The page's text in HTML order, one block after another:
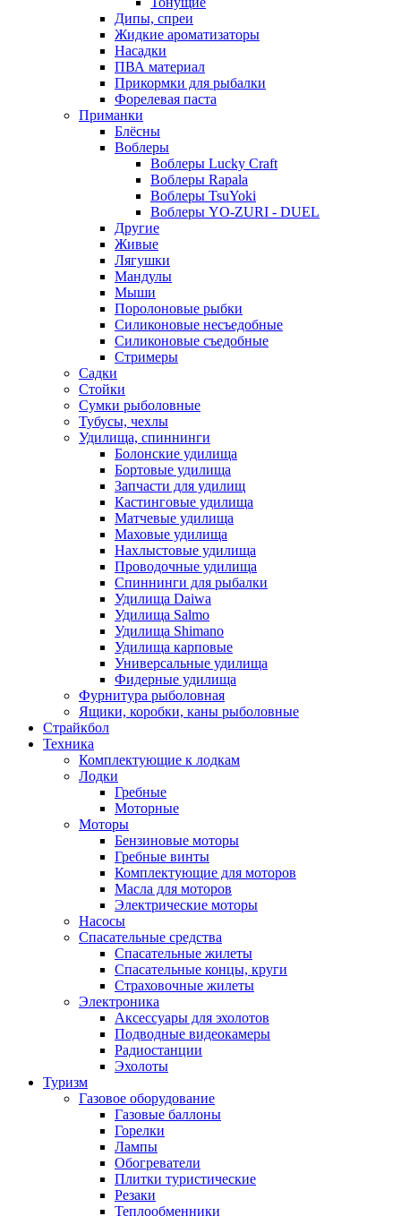
Дипы, спреи
Жидкие ароматизаторы
Насадки
ПВА материал
Прикормки для рыбалки
Форелевая паста
Приманки
Блёсны
Воблеры
Воблеры Lucky Craft
Воблеры Rapala
Воблеры TsuYoki
Воблеры YO-ZURI - DUEL
Другие
Живые
Лягушки
Мандулы
Мыши
Поролоновые рыбки
Силиконовые несъедобные
Силиконовые съедобные
Стримеры
Садки
Стойки
Сумки рыболовные
Тубусы, чехлы
Удилища, спиннинги
Болонские удилища
Бортовые удилища
Запчасти для удилищ
Кастинговые удилища
Матчевые удилища
Маховые удилища
Нахлыстовые удилища
Проводочные удилища
Спиннинги для рыбалки
Удилища Daiwa
Удилища Salmo
Удилища Shimano
Удилища карповые
Универсальные удилища
Фидерные удилища
Фурнитура рыболовная
Ящики, коробки, каны рыболовные
Страйкбол
Техника
Комплектующие к лодкам
Лодки
Гребные
Моторные
Моторы
Бензиновые моторы
Гребные винты
Комплектующие для моторов
Масла для моторов
Электрические моторы
Насосы
Спасательные средства
Спасательные жилеты
Спасательные концы, круги
Страховочные жилеты
Электроника
Аксессуары для эхолотов
Подводные видеокамеры
Радиостанции
Эхолоты
Туризм
Газовое оборудование
Газовые баллоны
Горелки
Лампы
Обогреватели
Плитки туристические
Резаки
Теплообменники